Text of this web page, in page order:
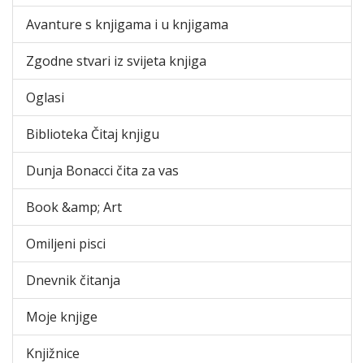
Avanture s knjigama i u knjigama
Zgodne stvari iz svijeta knjiga
Oglasi
Biblioteka Čitaj knjigu
Dunja Bonacci čita za vas
Book &amp; Art
Omiljeni pisci
Dnevnik čitanja
Moje knjige
Knjižnice